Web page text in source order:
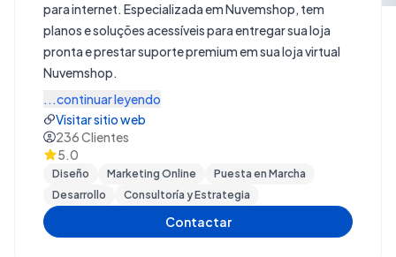
para internet. Especializada em Nuvemshop, tem
planos e soluções acessíveis para entregar sua loja
pronta e prestar suporte premium em sua loja virtual
Nuvemshop.
...continuar leyendo
Visitar sitio web
236Clientes
5.0
Diseño Marketing Online
Puesta en Marcha
Desarrollo
Consultoría y Estrategia
Contactar